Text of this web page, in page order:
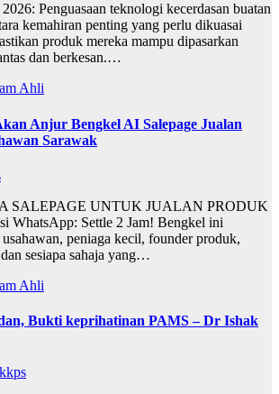
Penguasaan teknologi kecerdasan buatan
kemahiran penting yang perlu dikuasai
produk mereka mampu dipasarkan
dan berkesan.…
Ahli
Anjur Bengkel AI Salepage Jualan
Sarawak
SALEPAGE UNTUK JUALAN PRODUK
WhatsApp: Settle 2 Jam! Bengkel ini
peniaga kecil, founder produk,
sesiapa sahaja yang…
Ahli
Bukti keprihatinan PAMS – Dr Ishak